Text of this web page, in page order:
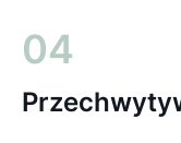
04